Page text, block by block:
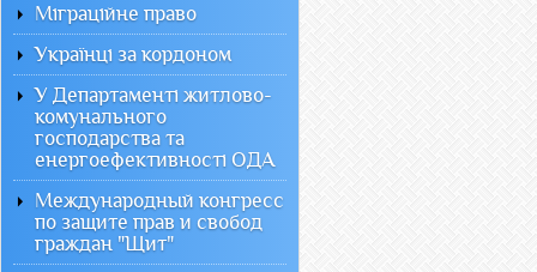
Міграційне право
Українці за кордоном
У Департаменті житлово-
комунального
господарства та
енергоефективності ОДА
Международный конгресс
по защите прав и свобод
граждан "Щит"